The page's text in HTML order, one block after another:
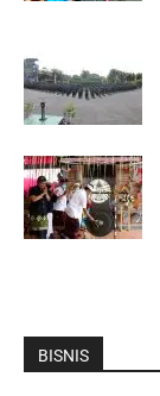
BISNIS